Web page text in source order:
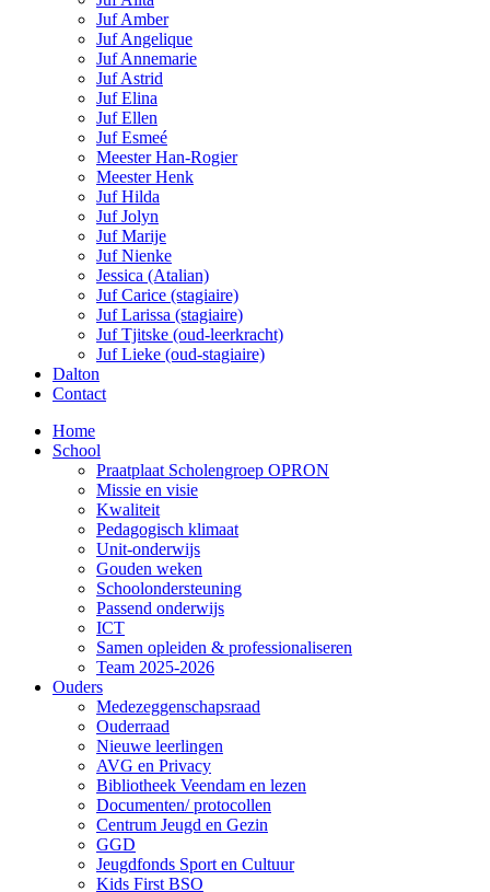
Juf Amber
Juf Angelique
Juf Annemarie
Juf Astrid
Juf Elina
Juf Ellen
Juf Esmeé
Meester Han-Rogier
Meester Henk
Juf Hilda
Juf Jolyn
Juf Marije
Juf Nienke
Jessica (Atalian)
Juf Carice (stagiaire)
Juf Larissa (stagiaire)
Juf Tjitske (oud-leerkracht)
Juf Lieke (oud-stagiaire)
Dalton
Contact
Home
School
Praatplaat Scholengroep OPRON
Missie en visie
Kwaliteit
Pedagogisch klimaat
Unit-onderwijs
Gouden weken
Schoolondersteuning
Passend onderwijs
ICT
Samen opleiden & professionaliseren
Team 2025-2026
Ouders
Medezeggenschapsraad
Ouderraad
Nieuwe leerlingen
AVG en Privacy
Bibliotheek Veendam en lezen
Documenten/ protocollen
Centrum Jeugd en Gezin
GGD
Jeugdfonds Sport en Cultuur
Kids First BSO